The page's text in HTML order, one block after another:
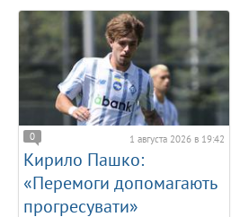
0 1 августа 2026 в 19:42
Кирило Пашко:
«Перемоги допомагають
прогресувати»